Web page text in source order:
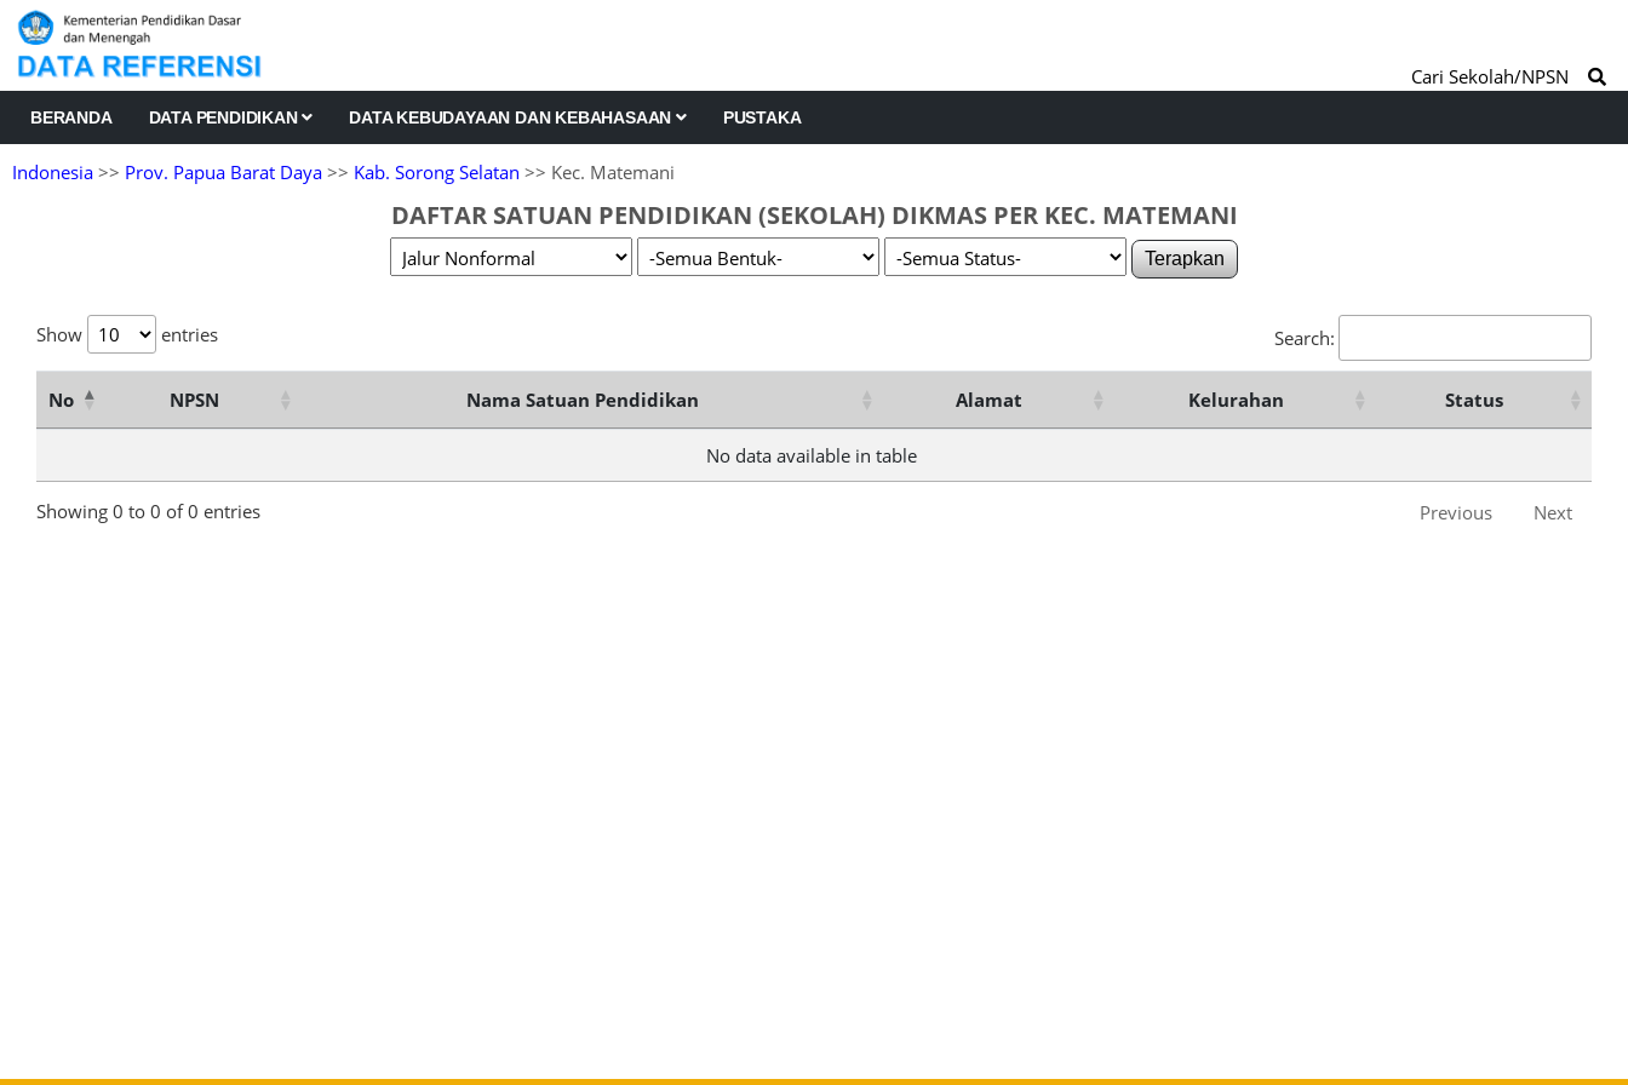
BERANDA DATA PENDIDIKAN DATA KEBUDAYAAN DAN KEBAHASAAN PUSTAKA
Cari Sekolah/NPSN
Indonesia >> Prov. Papua Barat Daya >> Kab. Sorong Selatan >> Kec. Matemani
DAFTAR SATUAN PENDIDIKAN (SEKOLAH) DIKMAS PER KEC. MATEMANI
Terapkan
Show entries Search:
No NPSN Nama Satuan Pendidikan Alamat Kelurahan Status
No data available in table
Showing 0 to 0 of 0 entries Previous Next